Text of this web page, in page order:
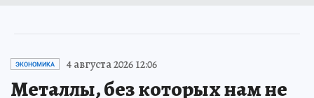
ЭКОНОМИКА 4 августа 2026 12:06
Металлы, без которых нам не